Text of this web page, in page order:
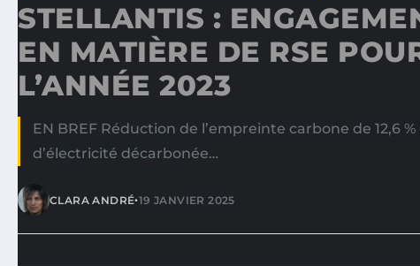
STELLANTIS :
EN MATIÈRE DE RSE
L’ANNÉE 2023
EN BREF Réduction de l’empreinte carbone de 12,6
d’électricité décarbonée…
CLARA ANDRÉ•19 JANVIER 2025